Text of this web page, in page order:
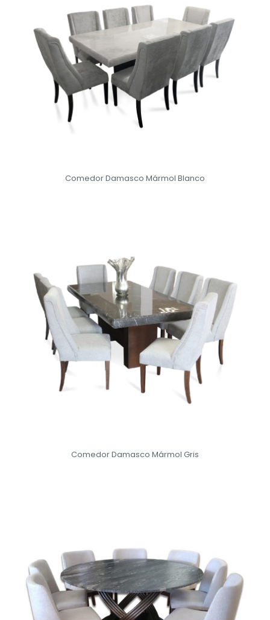
Comedor Damasco Mármol Blanco
Comedor Damasco Mármol Gris